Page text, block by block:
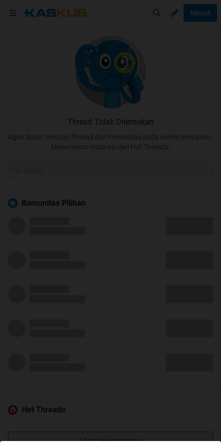
Masuk
Thread Tidak Ditemukan
Agan dapat mencari Thread dan Komunitas pada kolom pencarian.
Menemukan inspirasi dari Hot Threads.
Komunitas Pilihan
Hot Threads
Lihat Selengkapnya